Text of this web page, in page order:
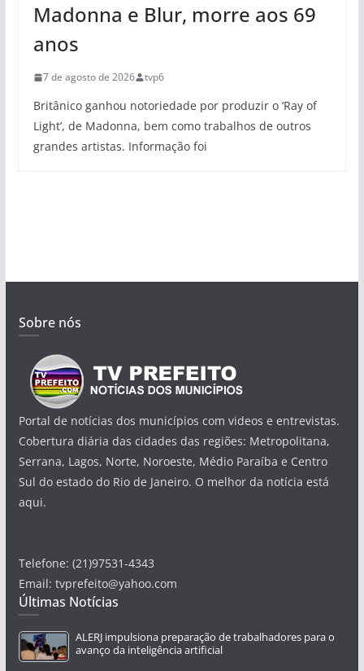
Madonna e Blur, morre aos 69
anos
7 de agosto de 2026 tvp6
Britânico ganhou notoriedade por produzir o ‘Ray of
Light’, de Madonna, bem como trabalhos de outros
grandes artistas. Informação foi
Sobre nós
Portal de notícias dos municípios com videos e entrevistas.
Cobertura diária das cidades das regiões: Metropolitana,
Serrana, Lagos, Norte, Noroeste, Médio Paraíba e Centro
Sul do estado do Rio de Janeiro. O melhor da notícia está
aqui.
Telefone: (21)97531-4343
Email: tvprefeito@yahoo.com
Últimas Notícias
ALERJ impulsiona preparação de trabalhadores para o
avanço da inteligência artificial